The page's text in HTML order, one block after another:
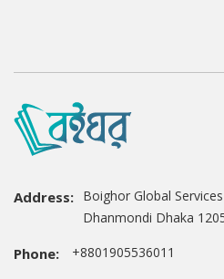
Address: Boighor Global
Dhanmondi Dhaka
Phone: +8801905536011